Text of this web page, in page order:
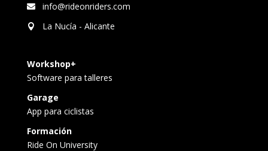
 info@rideonriders.com
 La Nucía - Alicante
Workshop+
Software para talleres
Garage
App para ciclistas
Formación
Ride On University